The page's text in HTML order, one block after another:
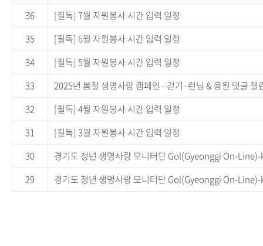
36
[필독] 7월 자원봉사 시간 입력 일정
35
[필독] 6월 자원봉사 시간 입력 일정
34
[필독] 5월 자원봉사 시간 입력 일정
33
2025년 봄철 생명사랑 캠페인 - 걷기·런닝 & 응원 댓글 챌
32
[필독] 4월 자원봉사 시간 입력 일정
31
[필독] 3월 자원봉사 시간 입력 일정
30
경기도 청년 생명사랑 모니터단 Gol(Gyeonggi On-
29
경기도 청년 생명사랑 모니터단 Gol(Gyeonggi On-